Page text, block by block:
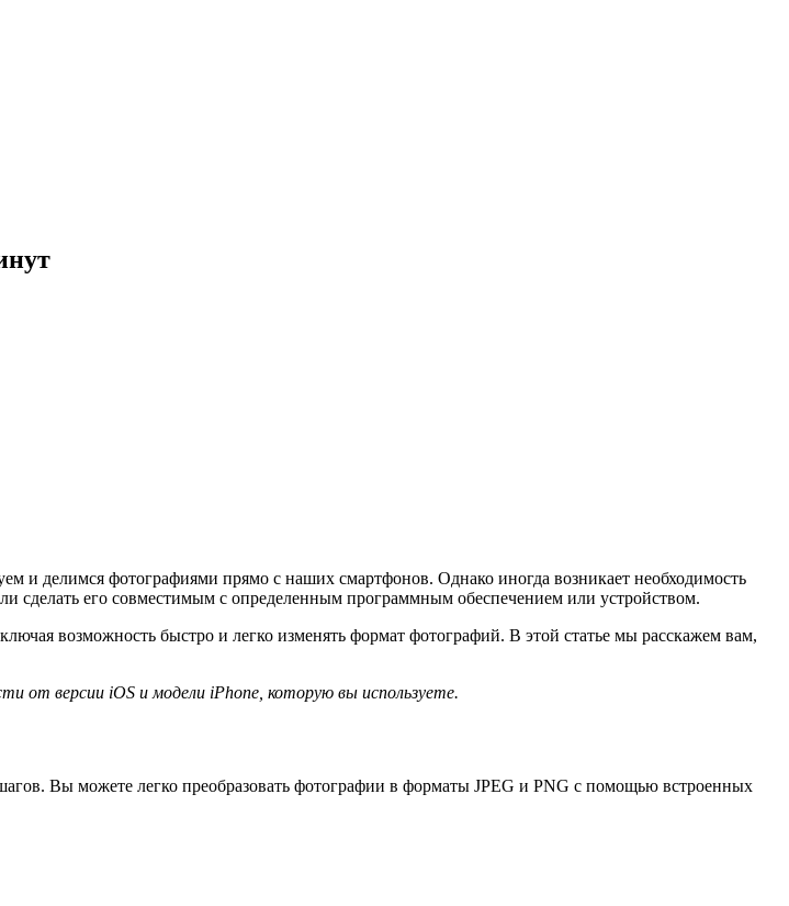
и делимся фотографиями прямо с наших смартфонов. Однако иногда возникает необходимость
сделать его совместимым с определенным программным обеспечением или устройством.
возможность быстро и легко изменять формат фотографий. В этой статье мы расскажем вам,
от версии iOS и модели iPhone, которую вы используете.
Вы можете легко преобразовать фотографии в форматы JPEG и PNG с помощью встроенных